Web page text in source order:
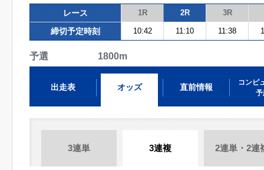
レース 1R 2R 3R
締切予定時刻 10:42 11:10 11:38
予選 1800m
出走表 オッズ 直前情報
コンピ
予
3連単 3連複 2連単・2連